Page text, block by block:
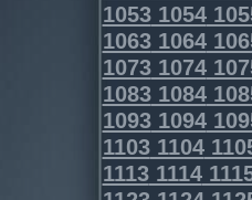
10531054
10631064
10731074
10831084
10931094
11031104
11131114